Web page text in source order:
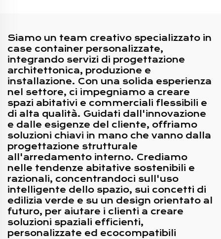
Siamo un team creativo specializzato in
case container personalizzate,
integrando servizi di progettazione
architettonica, produzione e
installazione. Con una solida esperienza
nel settore, ci impegniamo a creare
spazi abitativi e commerciali flessibili e
di alta qualità. Guidati dall'innovazione
e dalle esigenze del cliente, offriamo
soluzioni chiavi in mano che vanno dalla
progettazione strutturale
all'arredamento interno. Crediamo
nelle tendenze abitative sostenibili e
razionali, concentrandoci sull'uso
intelligente dello spazio, sui concetti di
edilizia verde e su un design orientato al
futuro, per aiutare i clienti a creare
soluzioni spaziali efficienti,
personalizzate ed ecocompatibili